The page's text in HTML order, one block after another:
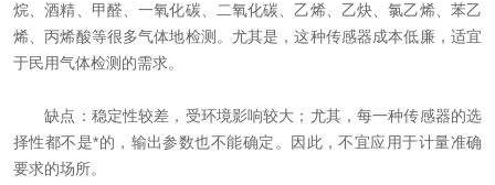
烷、酒精、甲醛、一氧化碳、二氧化碳、乙烯、乙炔、氯乙烯、苯乙
烯、丙烯酸等很多气体地检测。尤其是，这种传感器成本低廉，适宜
于民用气体检测的需求。
缺点：稳定性较差，受环境影响较大；尤其，每一种传感器的选
择性都不是*的，输出参数也不能确定。因此，不宜应用于计量准确
要求的场所。